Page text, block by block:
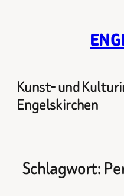
Kunst- und
Engelskirchen
Schlagwort: